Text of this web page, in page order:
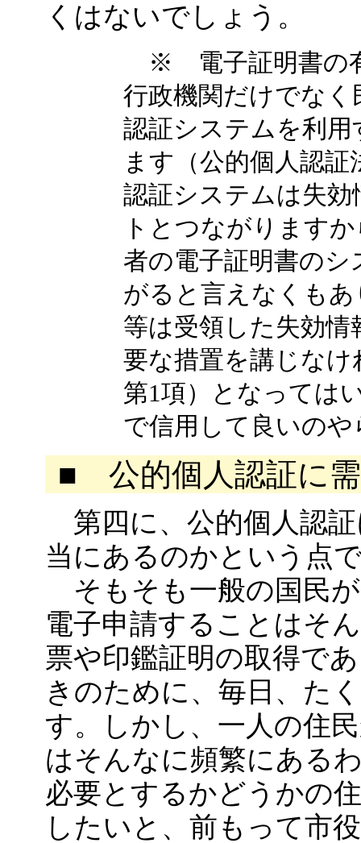
くはないでしょう。
※ 電子証明書の有
行政機関だけでなく
認証システムを利
ます（公的個人認証
認証システムは失
トとつながります
者の電子証明書の
がると言えなくも
等は受領した失効
要な措置を講じな
第1項）となっては
で信用して良いのや
■ 公的個人認証に
第四に、公的個人認
当にあるのかという点
そもそも一般の国民
電子申請することはそ
票や印鑑証明の取得で
きのために、毎日、た
す。しかし、一人の住
はそんなに頻繁にある
必要とするかどうかの
したいと、前もって市